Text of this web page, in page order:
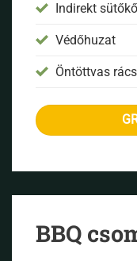
Indirekt sütőkő
Védőhuzat
Öntöttvas rács
BBQ